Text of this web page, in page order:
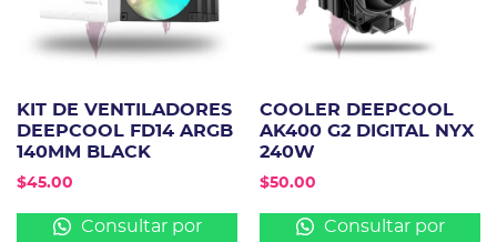
KIT DE VENTILADORES
DEEPCOOL FD14 ARGB
140MM BLACK
$45.00
Consultar por
COOLER DEEPCOOL
AK400 G2 DIGITAL NYX
240W
$50.00
Consultar por